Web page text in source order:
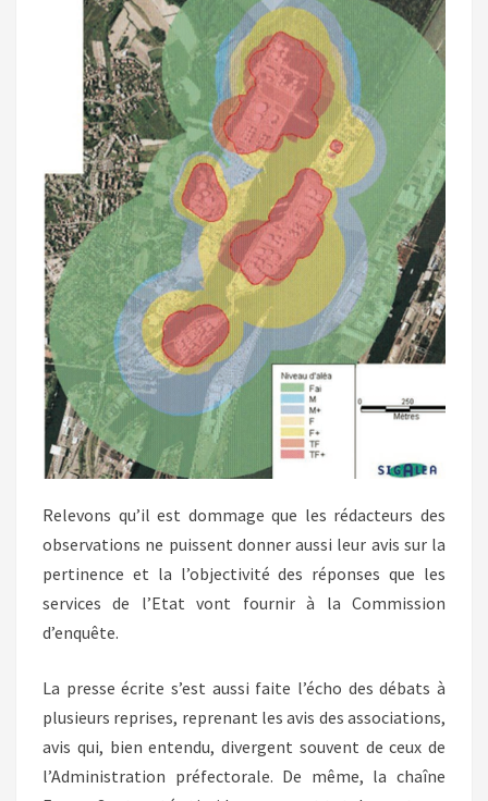
Relevons qu’il est dommage que les rédacteurs des
observations ne puissent donner aussi leur avis sur la
pertinence et la l’objectivité des réponses que les
services de l’Etat vont fournir à la Commission
d’enquête.
La presse écrite s’est aussi faite l’écho des débats à
plusieurs reprises, reprenant les avis des associations,
avis qui, bien entendu, divergent souvent de ceux de
l’Administration préfectorale. De même, la chaîne